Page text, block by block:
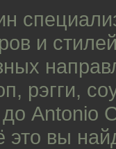
и
, рэгги,
до Antonio
это вы